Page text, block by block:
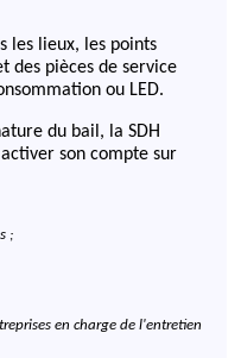
les lieux, les points
des pièces de service
ou LED.
du bail, la SDH
son compte sur
;
en charge de l'entretien